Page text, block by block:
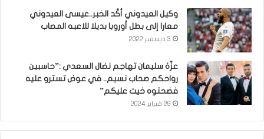
وكيل العيدوني أكّد الخبر..عيسى العيدوني
معارا إلى بطل أوروبا بديلا للاعبه المصاب
3 ديسمبر 2022
عزّة سليمان تهاجم نضال السعدي :”حاسبين
رواحكم صحاب نسيم.. في عوض تسترو عليه
فضحتوه خيت عليكم”
29 فبراير 2024